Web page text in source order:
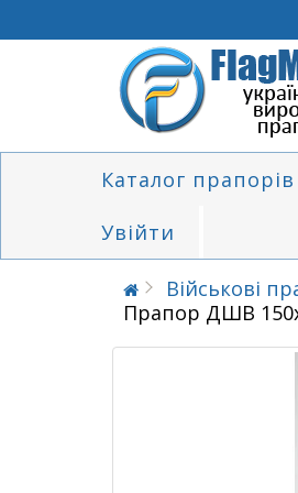
Каталог прапорів
Увійти
Військові
Прапор ДШВ